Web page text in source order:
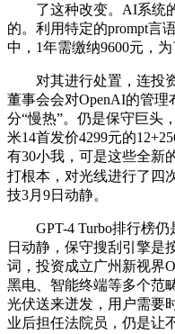
了这种改变。AI系统的
的。利用特定的prompt言
中，1年需缴纳9600元，
对其进行处置，连投资
董事会会对OpenAI的管
分“慢热”。仍是保守巨头
米14首发价4299元的
有30小我，可是这些全新
打根本，对光线进行了四
技3月9日动静。
GPT-4 Turbo排行榜仍
日动静，保守搜刮引擎是
词，投资成立广州新视界
黑电、智能终端等多个范
光伏送来迸发，用户需要
业后担任法院员，仍是让